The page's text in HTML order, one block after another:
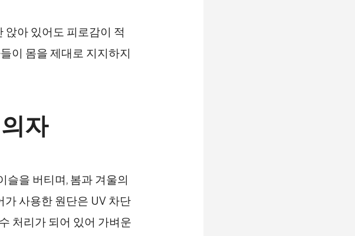
아 있어도 피로감이 적
이 몸을 제대로 지지하지
자
을 버티며, 봄과 겨울의
사용한 원단은 UV 차단
처리가 되어 있어 가벼운